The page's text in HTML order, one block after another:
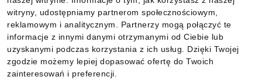
witryny, udostępniamy partnerom społecznościowym,
reklamowym i analitycznym. Partnerzy mogą połączyć te
informacje z innymi danymi otrzymanymi od Ciebie lub
uzyskanymi podczas korzystania z ich usług. Dzięki Twojej
zgodzie możemy lepiej dopasować ofertę do Twoich
zainteresowań i preferencji.
Pobierz naszą aplikację mobilną: